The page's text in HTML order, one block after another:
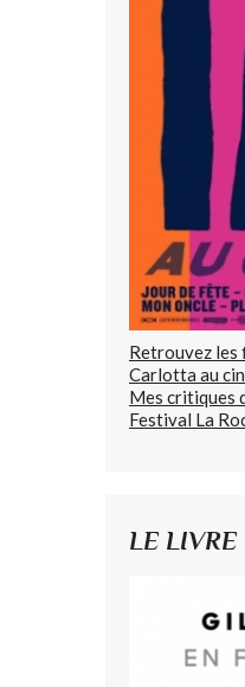
Retrouvez les
Carlotta au
Mes critiques
Festival La
LE